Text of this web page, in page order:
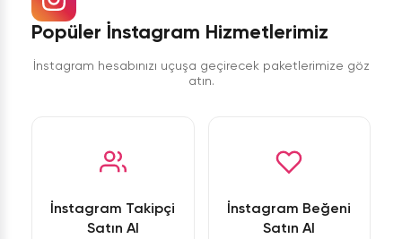
Popüler İnstagram Hizmetlerimiz
İnstagram hesabınızı uçuşa geçirecek paketlerimize göz
atın.
İnstagram Takipçi
Satın Al
İnstagram Beğeni
Satın Al